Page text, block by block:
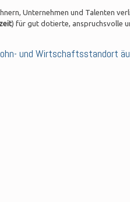
Unternehmen und Talenten
) für gut dotierte, anspruchsvolle
und Wirtschaftsstandort